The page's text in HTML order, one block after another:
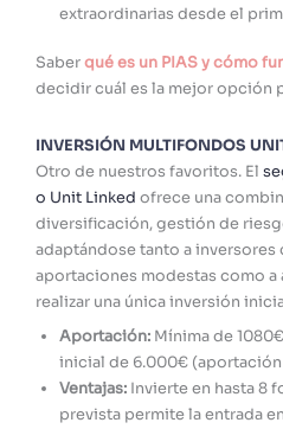
extraordinarias desde el
Saberqué es un PIAS y cómo
decidir cuál es la mejor opción
INVERSIÓN MULTIFONDOS
Otro de nuestros favoritos. El
o Unit Linked ofrece una
diversificación, gestión de
adaptándose tanto a inversores
aportaciones modestas como
realizar una única inversión
Aportación: Mínima de
inicial de 6.000€ (aportación
Ventajas: Invierte en hasta 8
prevista permite la entrada